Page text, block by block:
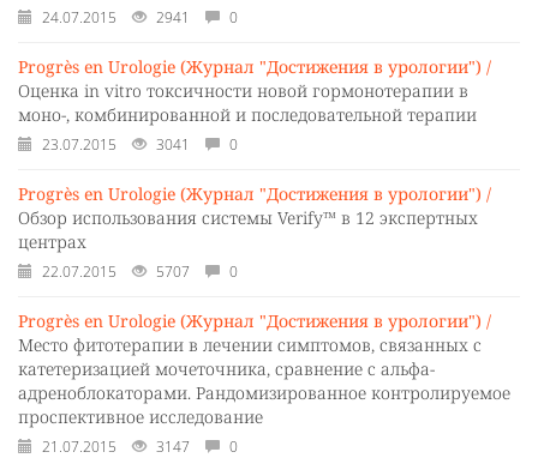
24.07.2015 2941 0
Progrès en Urologie (Журнал "Достижения в урологии") /
Оценка in vitro токсичности новой гормонотерапии в
моно-, комбинированной и последовательной терапии
23.07.2015 3041 0
Progrès en Urologie (Журнал "Достижения в урологии") /
Обзор использования системы Verify™ в 12 экспертных
центрах
22.07.2015 5707 0
Progrès en Urologie (Журнал "Достижения в урологии") /
Место фитотерапии в лечении симптомов, связанных с
катетеризацией мочеточника, сравнение с альфа-
адреноблокаторами. Рандомизированное контролируемое
проспективное исследование
21.07.2015 3147 0